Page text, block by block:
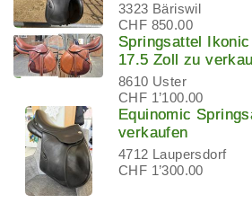
3323 Bäriswil
CHF 850.00
Springsattel
17.5 Zoll zu
8610 Uster
CHF 1’100.00
Equinomic
verkaufen
4712 Laupersdorf
CHF 1’300.00